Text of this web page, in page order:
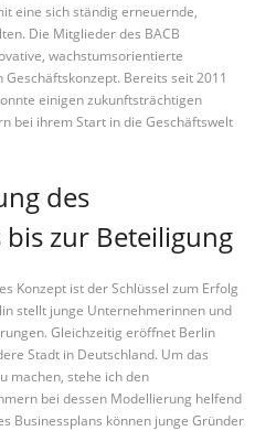
eine sich ständig erneuernde,
Die Mitglieder des BACB
wachstumsorientierte
Bereits seit 2011
einigen zukunftsträchtigen
bei ihrem Start in die Geschäftswelt
des
zur Beteiligung
Konzept ist der Schlüssel zum Erfolg
stellt junge Unternehmerinnen und
Gleichzeitig eröffnet Berlin
Stadt in Deutschland. Um das
machen, stehe ich den
bei dessen Modellierung helfend
Businessplans können junge Gründer